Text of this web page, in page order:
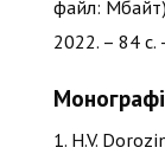
файл:
2022. – 84 с.
1. H.V.